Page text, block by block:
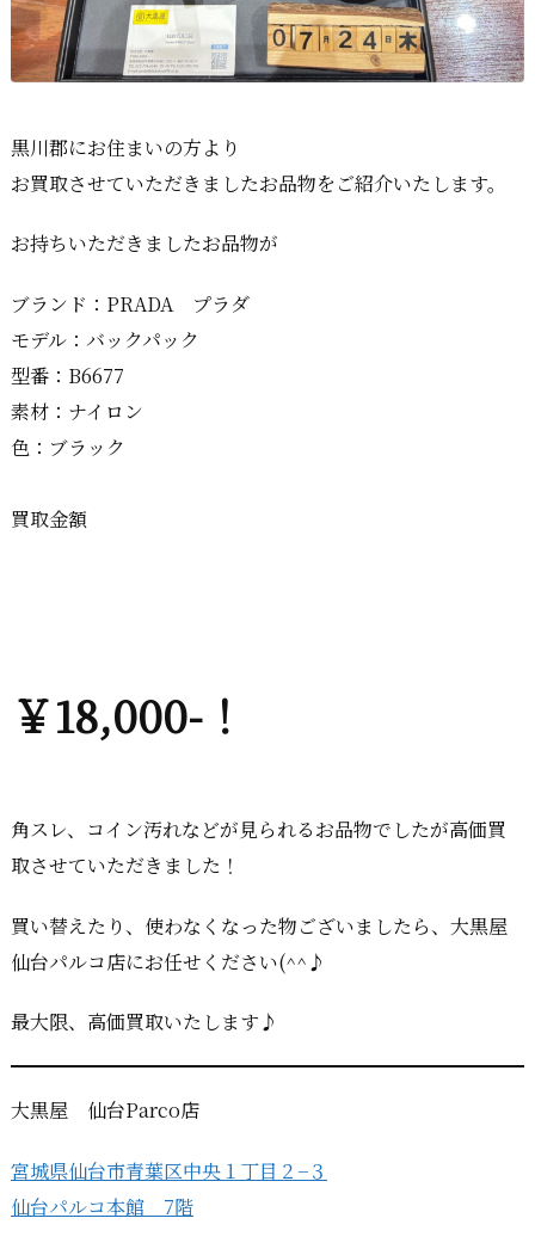
黒川郡にお住まいの方より
お買取させていただきましたお品物をご紹介いたします。
お持ちいただきましたお品物が
ブランド：PRADA プラダ
モデル：バックパック
型番：B6677
素材：ナイロン
色：ブラック
買取金額
￥18,000-！
角スレ、コイン汚れなどが見られるお品物でしたが高価買
取させていただきました！
買い替えたり、使わなくなった物ございましたら、大黒屋
仙台パルコ店にお任せください(^^♪
最大限、高価買取いたします♪
大黒屋 仙台Parco店
宮城県仙台市青葉区中央１丁目２−３
仙台パルコ本館 7階